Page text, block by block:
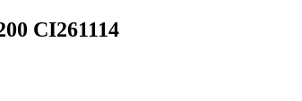
CI261114